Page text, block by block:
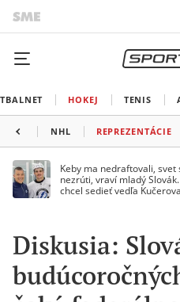
HOKEJ TENIS
NHL REPREZENTÁCIE
Keby ma nedraftovali, svet
nezrúti, vraví mladý
chcel sedieť vedľa Kučerova
Diskusia: